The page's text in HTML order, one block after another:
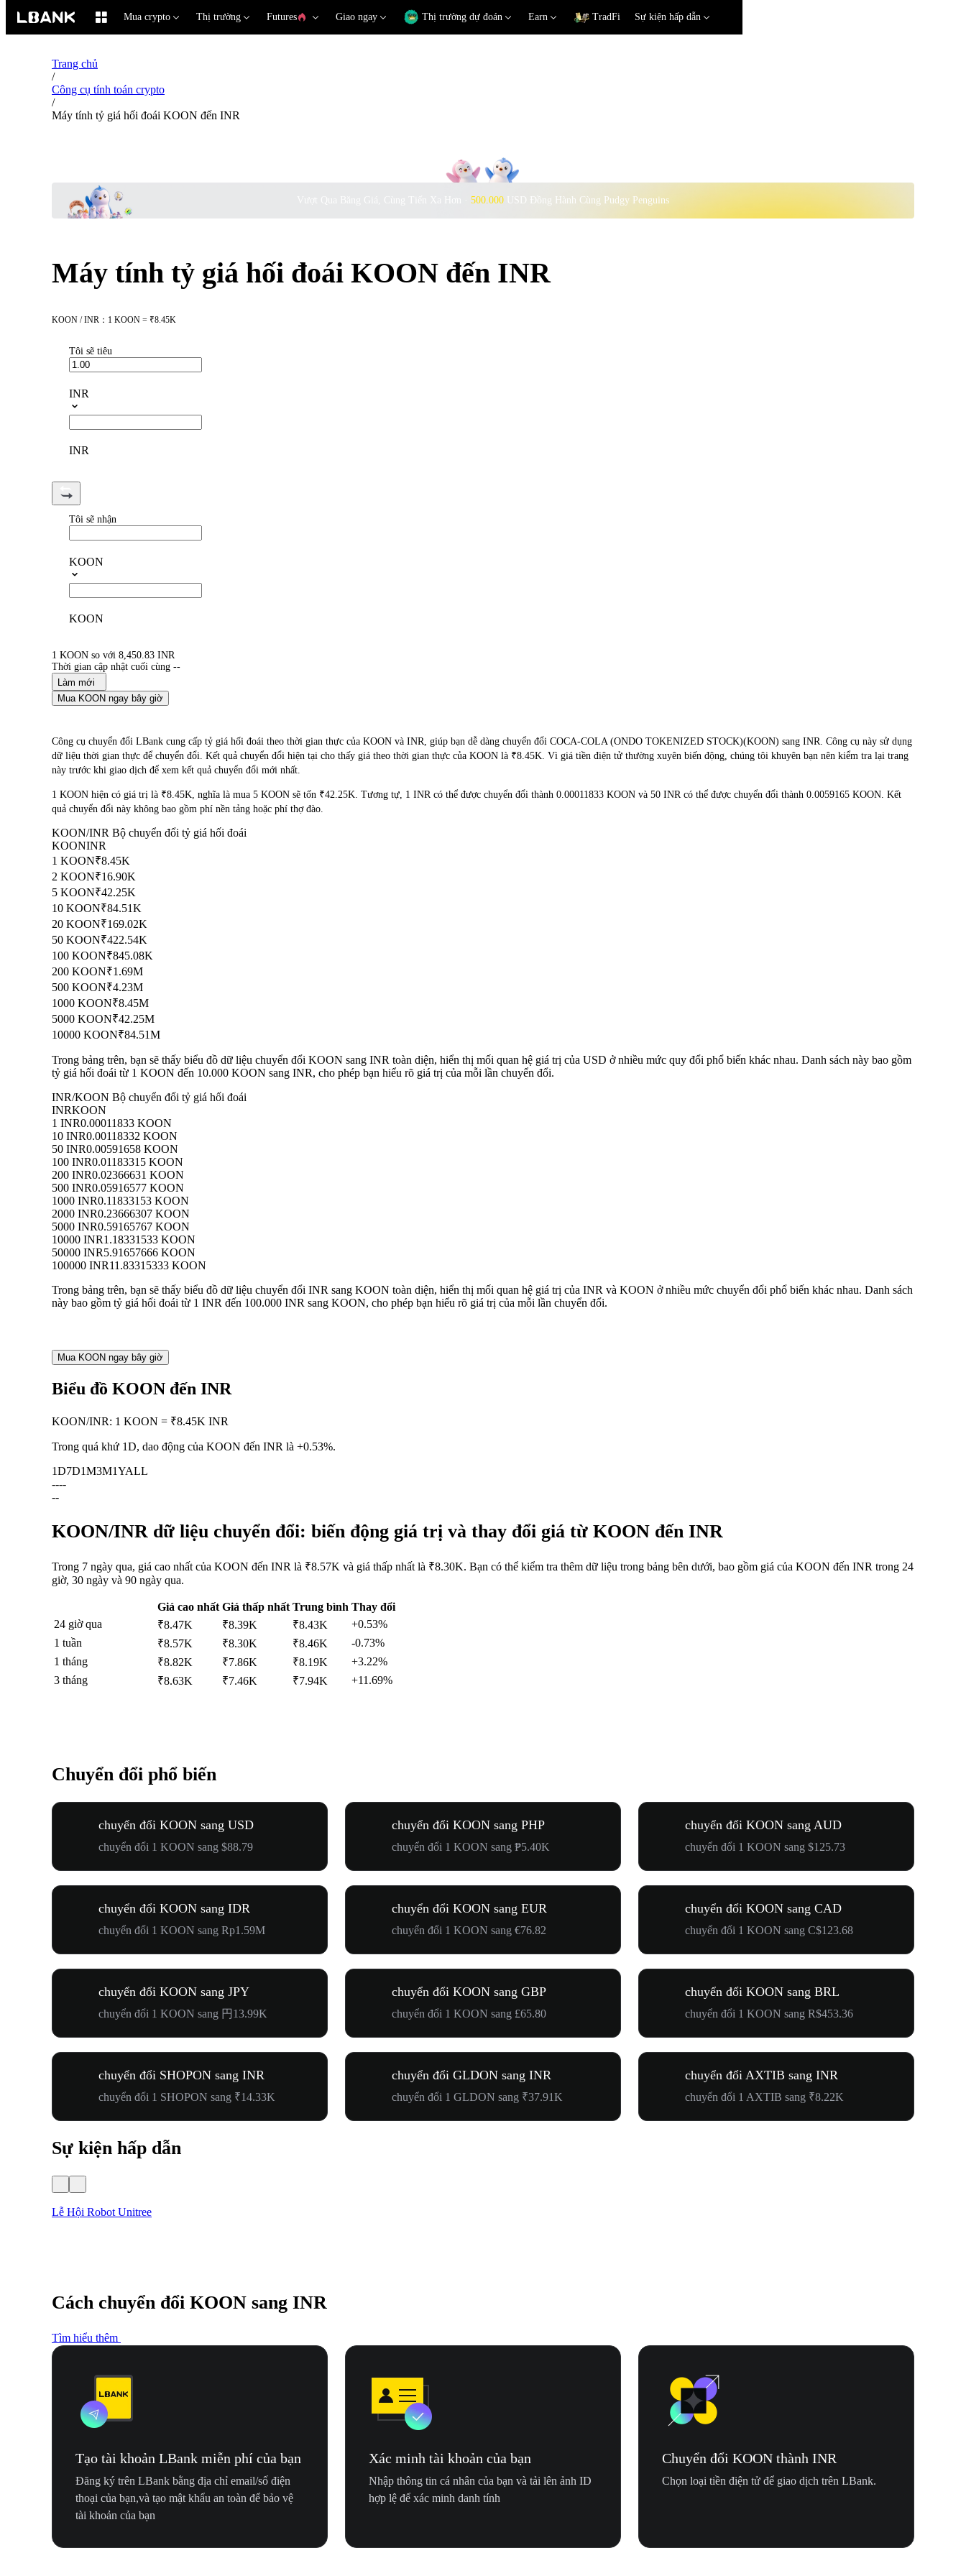
Mua crypto Thị trường Futures Giao ngay Thị trường dự đoán Earn TradFi Sự kiện hấp dẫn
Trang chủ
/
Công cụ tính toán crypto
/
Máy tính tỷ giá hối đoái KOON đến INR
Vượt Qua Băng Giá, Cùng Tiến Xa Hơn · 500.000 USD Đồng Hành Cùng Pudgy Penguins
Máy tính tỷ giá hối đoái KOON đến INR
KOON / INR：1 KOON = ₹8.45K
Tôi sẽ tiêu
INR
INR
Tôi sẽ nhận
KOON
KOON
1 KOON so với 8,450.83 INR
Thời gian cập nhật cuối cùng --
Làm mới
Mua KOON ngay bây giờ
Công cụ chuyển đổi LBank cung cấp tỷ giá hối đoái theo thời gian thực của KOON và INR, giúp bạn dễ dàng chuyển đổi COCA-COLA (ONDO TOKENIZED STOCK)(KOON) sang INR. Công cụ này sử dụng
dữ liệu thời gian thực để chuyển đổi. Kết quả chuyển đổi hiện tại cho thấy giá theo thời gian thực của KOON là ₹8.45K. Vì giá tiền điện tử thường xuyên biến động, chúng tôi khuyên bạn nên kiểm tra lại trang
này trước khi giao dịch để xem kết quả chuyển đổi mới nhất.
1 KOON hiện có giá trị là ₹8.45K, nghĩa là mua 5 KOON sẽ tốn ₹42.25K. Tương tự, 1 INR có thể được chuyển đổi thành 0.00011833 KOON và 50 INR có thể được chuyển đổi thành 0.0059165 KOON. Kết
quả chuyển đổi này không bao gồm phí nền tảng hoặc phí thợ đào.
KOON/INR Bộ chuyển đổi tỷ giá hối đoái
KOONINR
1 KOON₹8.45K
2 KOON₹16.90K
5 KOON₹42.25K
10 KOON₹84.51K
20 KOON₹169.02K
50 KOON₹422.54K
100 KOON₹845.08K
200 KOON₹1.69M
500 KOON₹4.23M
1000 KOON₹8.45M
5000 KOON₹42.25M
10000 KOON₹84.51M
Trong bảng trên, bạn sẽ thấy biểu đồ dữ liệu chuyển đổi KOON sang INR toàn diện, hiển thị mối quan hệ giá trị của USD ở nhiều mức quy đổi phổ biến khác nhau. Danh sách này bao gồm
tỷ giá hối đoái từ 1 KOON đến 10.000 KOON sang INR, cho phép bạn hiểu rõ giá trị của mỗi lần chuyển đổi.
INR/KOON Bộ chuyển đổi tỷ giá hối đoái
INRKOON
1 INR0.00011833 KOON
10 INR0.00118332 KOON
50 INR0.00591658 KOON
100 INR0.01183315 KOON
200 INR0.02366631 KOON
500 INR0.05916577 KOON
1000 INR0.11833153 KOON
2000 INR0.23666307 KOON
5000 INR0.59165767 KOON
10000 INR1.18331533 KOON
50000 INR5.91657666 KOON
100000 INR11.83315333 KOON
Trong bảng trên, bạn sẽ thấy biểu đồ dữ liệu chuyển đổi INR sang KOON toàn diện, hiển thị mối quan hệ giá trị của INR và KOON ở nhiều mức chuyển đổi phổ biến khác nhau. Danh sách
này bao gồm tỷ giá hối đoái từ 1 INR đến 100.000 INR sang KOON, cho phép bạn hiểu rõ giá trị của mỗi lần chuyển đổi.
Mua KOON ngay bây giờ
Biểu đồ KOON đến INR
KOON/INR: 1 KOON = ₹8.45K INR
Trong quá khứ 1D, dao động của KOON đến INR là +0.53%.
1D7D1M3M1YALL
----
--
KOON/INR dữ liệu chuyển đổi: biến động giá trị và thay đổi giá từ KOON đến INR
Trong 7 ngày qua, giá cao nhất của KOON đến INR là ₹8.57K và giá thấp nhất là ₹8.30K. Bạn có thể kiểm tra thêm dữ liệu trong bảng bên dưới, bao gồm giá của KOON đến INR trong 24
giờ, 30 ngày và 90 ngày qua.
Giá cao nhất Giá thấp nhất Trung bình Thay đổi
24 giờ qua
₹8.47K ₹8.39K ₹8.43K
+0.53%
1 tuần
₹8.57K ₹8.30K ₹8.46K
-0.73%
1 tháng
₹8.82K ₹7.86K ₹8.19K
+3.22%
3 tháng
₹8.63K ₹7.46K ₹7.94K +11.69%
Chuyển đổi phổ biến
chuyển đổi KOON sang USD
chuyển đổi 1 KOON sang $88.79
chuyển đổi KOON sang PHP
chuyển đổi 1 KOON sang ₱5.40K
chuyển đổi KOON sang AUD
chuyển đổi 1 KOON sang $125.73
chuyển đổi KOON sang IDR
chuyển đổi 1 KOON sang Rp1.59M
chuyển đổi KOON sang EUR
chuyển đổi 1 KOON sang €76.82
chuyển đổi KOON sang CAD
chuyển đổi 1 KOON sang C$123.68
chuyển đổi KOON sang JPY
chuyển đổi 1 KOON sang 円13.99K
chuyển đổi KOON sang GBP
chuyển đổi 1 KOON sang £65.80
chuyển đổi KOON sang BRL
chuyển đổi 1 KOON sang R$453.36
chuyển đổi SHOPON sang INR
chuyển đổi 1 SHOPON sang ₹14.33K
chuyển đổi GLDON sang INR
chuyển đổi 1 GLDON sang ₹37.91K
chuyển đổi AXTIB sang INR
chuyển đổi 1 AXTIB sang ₹8.22K
Sự kiện hấp dẫn
Lễ Hội Robot Unitree
Cách chuyển đổi KOON sang INR
Tìm hiểu thêm
Tạo tài khoản LBank miễn phí của bạn
Đăng ký trên LBank bằng địa chỉ email/số điện
thoại của bạn,và tạo mật khẩu an toàn để bảo vệ
tài khoản của bạn
Xác minh tài khoản của bạn
Nhập thông tin cá nhân của bạn và tải lên ảnh ID
hợp lệ để xác minh danh tính
Chuyển đổi KOON thành INR
Chọn loại tiền điện tử để giao dịch trên LBank.